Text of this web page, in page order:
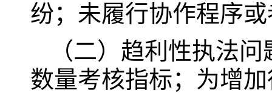
纷；未履行协作程序
（二）趋利性执法
数量考核指标；为增